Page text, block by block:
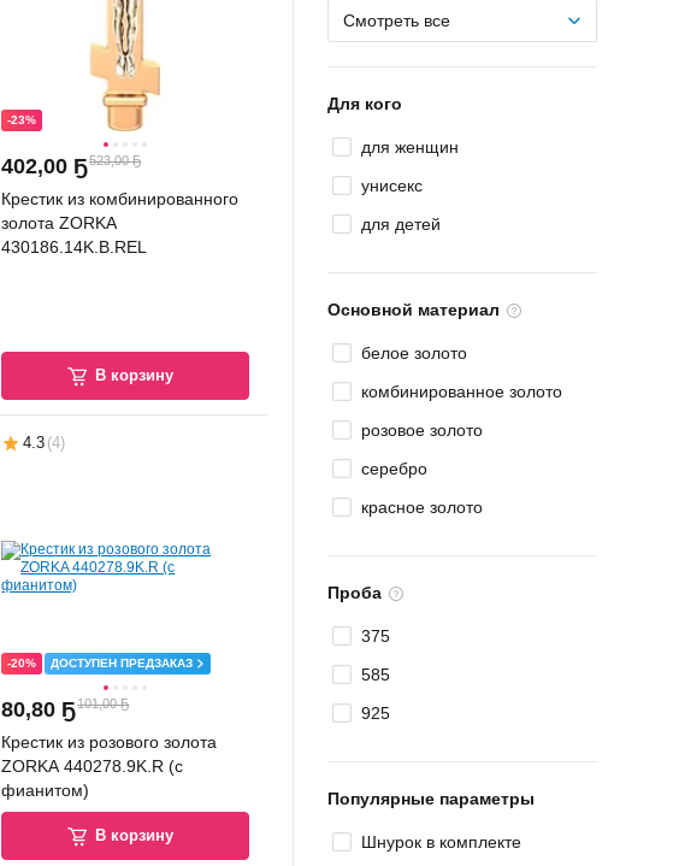
-23%
402,00 Ҕ523,00 Ҕ
Крестик из комбинированного
золота ZORKA
430186.14K.B.REL
В корзину
4.3 (4)
-20% ДОСТУПЕН ПРЕДЗАКАЗ
80,80 Ҕ101,00 Ҕ
Крестик из розового золота
ZORKA 440278.9K.R (с
фианитом)
В корзину
Смотреть все
Для кого
для женщин
унисекс
для детей
Основной материал
белое золото
комбинированное золото
розовое золото
серебро
красное золото
Проба
375
585
925
Популярные параметры
Шнурок в комплекте